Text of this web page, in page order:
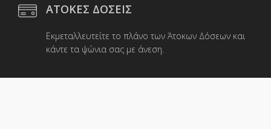
ΑΤΟΚΕΣ ΔΟΣΕΙΣ
Εκμεταλλευτείτε το πλάνο των Άτοκων Δόσεων και
κάντε τα ψώνια σας με άνεση.